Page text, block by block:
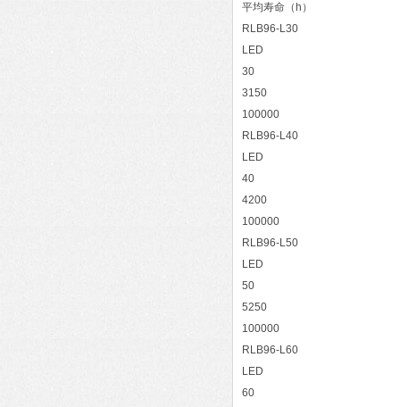
平均寿命（h）
RLB96-L30
LED
30
3150
100000
RLB96-L40
LED
40
4200
100000
RLB96-L50
LED
50
5250
100000
RLB96-L60
LED
60